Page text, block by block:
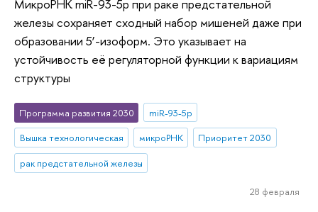
МикроРНК miR-93-5p при раке предстательной
железы сохраняет сходный набор мишеней даже при
образовании 5’-изоформ. Это указывает на
устойчивость её регуляторной функции к вариациям
структуры
Программа развития 2030
miR-93-5p
Вышка технологическая
микроРНК
Приоритет 2030
рак предстательной железы
28 февраля